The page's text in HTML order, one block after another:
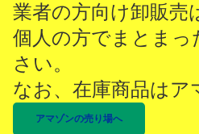
業者の方向け卸販売
個人の方でまとま
さい。
なお、在庫商品は
アマゾンの売り場へ